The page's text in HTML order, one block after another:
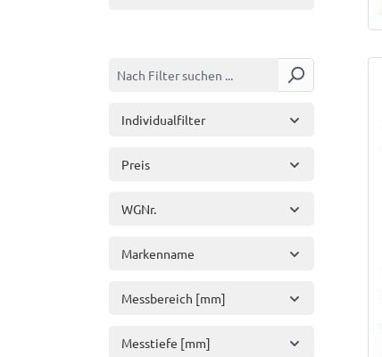
Individualfilter
Preis
WGNr.
Markenname
Messbereich [mm]
Messtiefe [mm]